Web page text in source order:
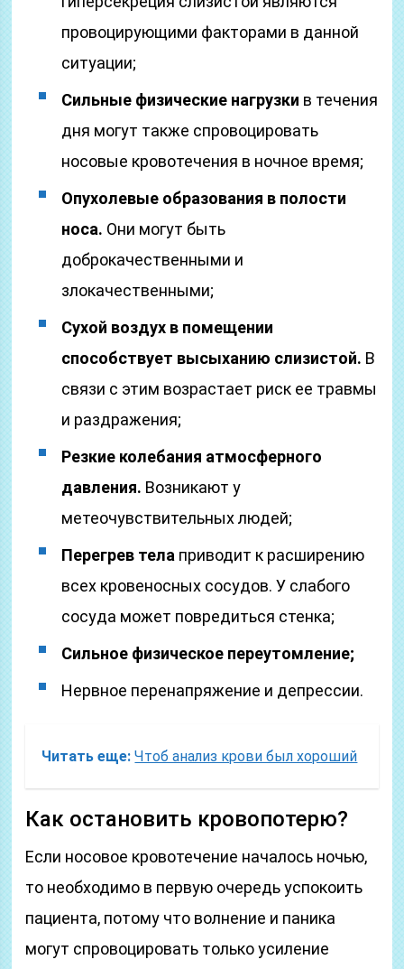
провоцирующими факторами в данной
ситуации;
Сильные физические нагрузки в течения
дня могут также спровоцировать
носовые кровотечения в ночное время;
Опухолевые образования в полости
носа. Они могут быть
доброкачественными и
злокачественными;
Сухой воздух в помещении
способствует высыханию слизистой. В
связи с этим возрастает риск ее травмы
и раздражения;
Резкие колебания атмосферного
давления. Возникают у
метеочувствительных людей;
Перегрев тела приводит к расширению
всех кровеносных сосудов. У слабого
сосуда может повредиться стенка;
Сильное физическое переутомление;
Нервное перенапряжение и депрессии.
Читать еще: Чтоб анализ крови был хороший
Как остановить кровопотерю?
Если носовое кровотечение началось ночью,
то необходимо в первую очередь успокоить
пациента, потому что волнение и паника
могут спровоцировать только усиление